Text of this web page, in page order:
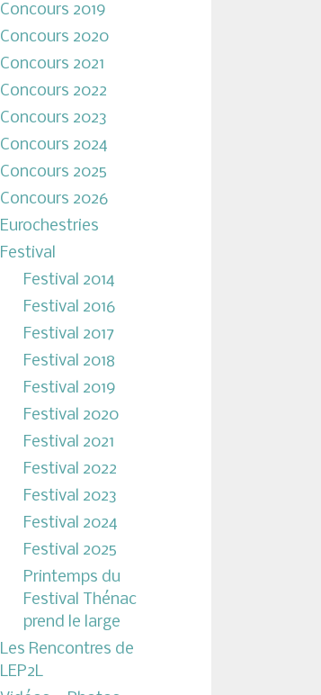
Concours 2019
Concours 2020
Concours 2021
Concours 2022
Concours 2023
Concours 2024
Concours 2025
Concours 2026
Eurochestries
Festival
Festival 2014
Festival 2016
Festival 2017
Festival 2018
Festival 2019
Festival 2020
Festival 2021
Festival 2022
Festival 2023
Festival 2024
Festival 2025
Printemps du
Festival Thénac
prend le large
Les Rencontres de
LEP2L